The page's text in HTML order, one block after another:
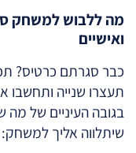
מה ללבוש למשחק
ואישיים
כבר סגרתם כרטיס?
תעצרו שנייה ותחשבו
בגובה העיניים של
שיתלווה אליך למשחק: